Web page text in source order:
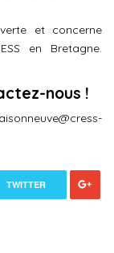
et concerne
en Bretagne.
nous !
TWITTER